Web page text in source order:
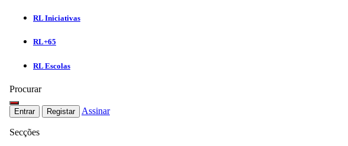
RL Iniciativas
RL+65
RL Escolas
Procurar
Entrar Registar Assinar
Secções